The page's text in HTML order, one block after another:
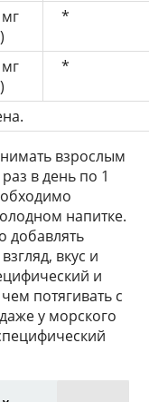
*
*
взрослым
в день по 1
напитке.
добавлять
вкус и
и
потягивать с
у морского